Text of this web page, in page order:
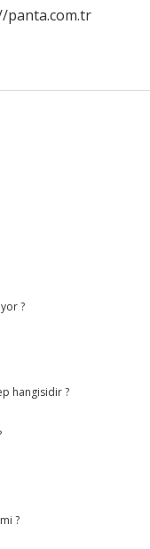
panta.com.tr
?
hangisidir ?
?